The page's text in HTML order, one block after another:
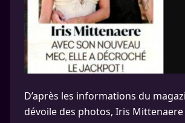
D’après les informations du
dévoile des photos, Iris